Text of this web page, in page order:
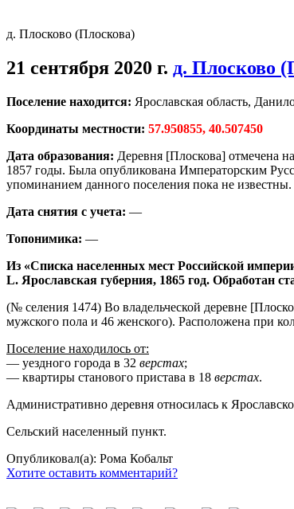
д. Плосково (Плоскова)
21 сентября 2020 г. д. Плосково
Поселение находится: Ярославская область,
Координаты местности: 57.950855, 40.507450
Дата образования: Деревня [Плоскова] отмечена
1857 годы. Была опубликована Императорским
упоминанием данного поселения пока не известны.
Дата снятия с учета: —
Топонимика: —
Из «Списка населенных мест Российской
L. Ярославская губерния, 1865 год. Обработан
(№ селения 1474) Во владельческой деревне
мужского пола и 46 женского). Расположена при
Поселение находилось от:
— уездного города в 32 верстах;
— квартиры станового пристава в 18 верстах.
Административно деревня относилась к
Сельский населенный пункт.
Опубликовал(а): Рома Кобальт
Хотите оставить комментарий?